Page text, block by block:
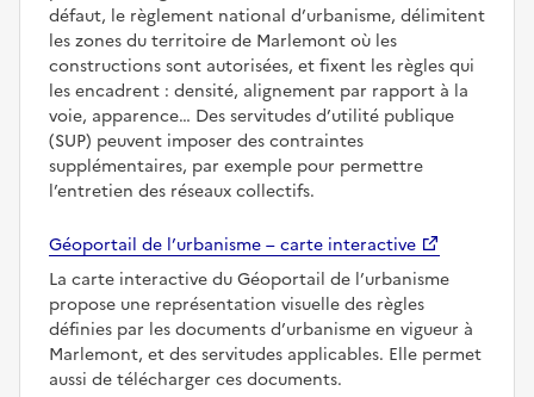
défaut, le règlement national d’urbanisme, délimitent
les zones du territoire de Marlemont où les
constructions sont autorisées, et fixent les règles qui
les encadrent : densité, alignement par rapport à la
voie, apparence… Des servitudes d’utilité publique
(SUP) peuvent imposer des contraintes
supplémentaires, par exemple pour permettre
l’entretien des réseaux collectifs.
Géoportail de l’urbanisme – carte interactive
La carte interactive du Géoportail de l’urbanisme
propose une représentation visuelle des règles
définies par les documents d’urbanisme en vigueur à
Marlemont, et des servitudes applicables. Elle permet
aussi de télécharger ces documents.